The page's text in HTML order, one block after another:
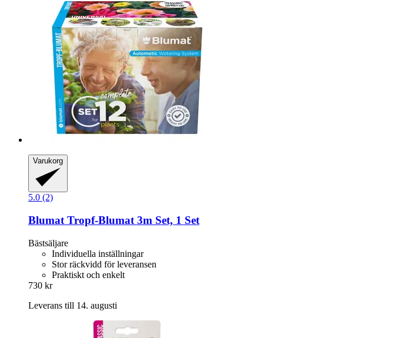
Varukorg
5.0 (2)
Blumat Tropf-​Blumat 3m Set, 1 Set
Bästsäljare
Individuella inställningar
Stor räckvidd för leveransen
Praktiskt och enkelt
730 kr
Leverans till 14. augusti